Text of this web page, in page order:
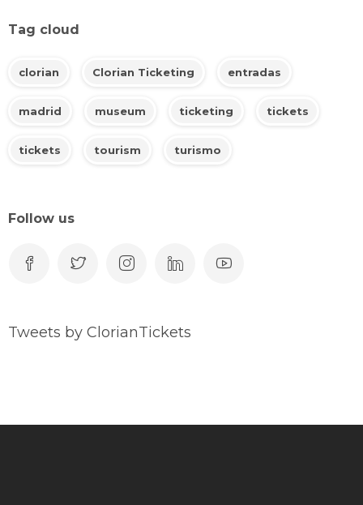
Tag cloud
clorian Clorian Ticketing entradas
madrid museum ticketing tickets
tickets tourism turismo
Follow us
Tweets by ClorianTickets